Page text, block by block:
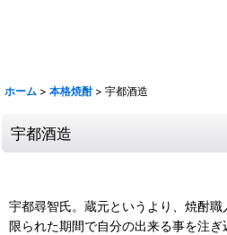
ホーム > 本格焼酎 > 宇都酒造
宇都酒造
宇都尋智氏。蔵元というより、焼酎職
限られた期間で自分の出来る事を注ぎ